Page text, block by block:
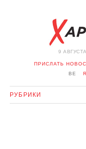
9
ПРИСЛАТЬ
BE
РУБРИКИ